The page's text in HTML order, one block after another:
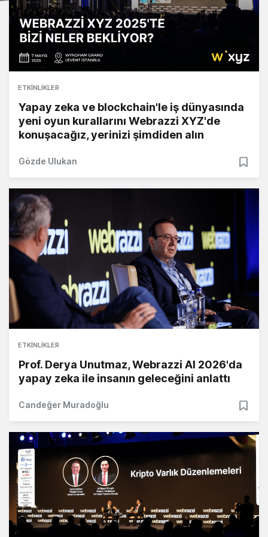
ETKINLIKLER
Yapay zeka ve blockchain'le iş dünyasında
yeni oyun kurallarını Webrazzi XYZ'de
konuşacağız, yerinizi şimdiden alın
Gözde Ulukan
ETKINLIKLER
Prof. Derya Unutmaz, Webrazzi AI 2026'da
yapay zeka ile insanın geleceğini anlattı
Candeğer Muradoğlu